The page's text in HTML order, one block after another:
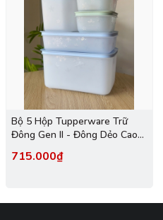
Bộ 5 Hộp Tupperware Trữ
Đông Gen II - Đông Dẻo Cao
Cấp - New Tupperware
715.000₫